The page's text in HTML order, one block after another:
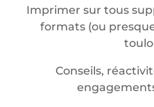
Imprimer sur tous
formats (ou
Conseils,